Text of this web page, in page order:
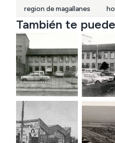
region de magallanes
También te